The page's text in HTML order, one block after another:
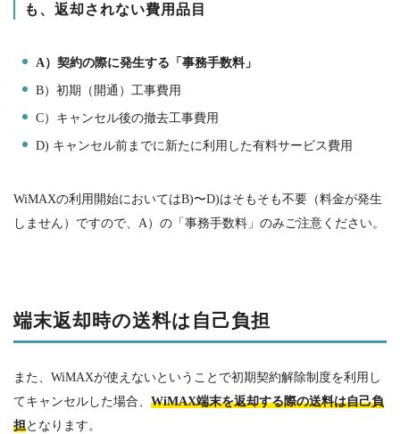
も、返却されない費用品目
A）契約の際に発生する「事務手数料」
B）初期（開通）工事費用
C）キャンセル後の撤去工事費用
D) キャンセル前までに新たに利用した有料サービス費用
WiMAXの利用開始においてはB)〜D)はそもそも不要（料金が発生
しません）ですので、 A）の「事務手数料」のみご注意ください。
端末返却時の送料は自己負担
また、 WiMAXが使えないということで初期契約解除制度を利用し
てキャンセルした場合、 WiMAX端末を返却する際の送料は自己負
担となります。